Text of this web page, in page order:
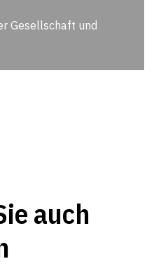
Gesellschaft und
auch